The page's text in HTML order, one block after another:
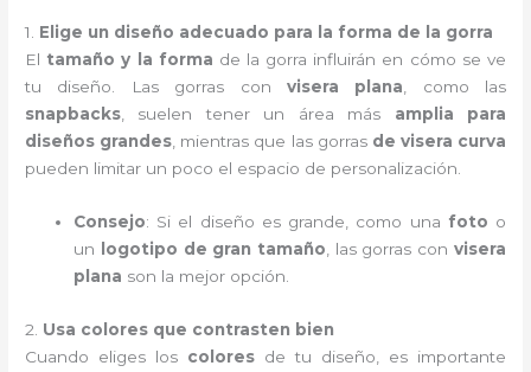
1. Elige un diseño adecuado para la forma de la gorra
El tamaño y la forma de la gorra influirán en cómo se ve
tu diseño. Las gorras con visera plana , como las
snapbacks , suelen tener un área más amplia para
diseños grandes , mientras que las gorras de visera curva
pueden limitar un poco el espacio de personalización.
Consejo: Si el diseño es grande, como una foto o
un
logotipo de gran tamaño , las gorras con visera
plana son la mejor opción.
2. Usa colores que contrasten bien
Cuando eliges los colores de tu diseño, es importante